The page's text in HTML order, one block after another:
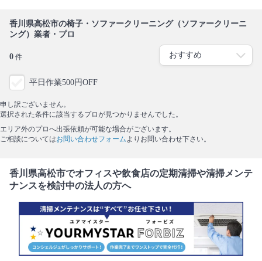
香川県高松市の椅子・ソファークリーニング（ソファークリーニ
ング）業者・プロ
0 件
平日作業500円OFF
申し訳ございません。
選択された条件に該当するプロが見つかりませんでした。
エリア外のプロへ出張依頼が可能な場合がございます。
ご相談についてはお問い合わせフォーム よりお問い合わせ下さい。
香川県高松市でオフィスや飲食店の定期清掃や清掃メンテ
ナンスを検討中の法人の方へ